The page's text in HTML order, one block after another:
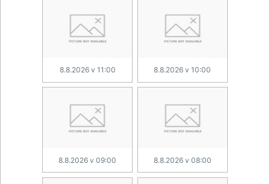
8.8.2026 v 11:00 8.8.2026 v 10:00
8.8.2026 v 09:00 8.8.2026 v 08:00